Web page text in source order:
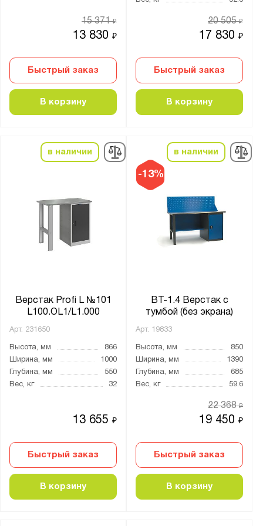
13 830₽
15 371₽
Быстрый заказ
В корзину
17 830₽
20 505₽
Быстрый заказ
В корзину
в наличии
Верстак Profi L №101
L100.OL1/L1.000
Арт. 231650
Высота, мм
866
Ширина, мм
1000
Глубина, мм
550
Вес, кг
32
13 655₽
Быстрый заказ
В корзину
-13%
в наличии
ВТ-1.4 Верстак с
тумбой (без экрана)
Арт. 19833
Высота, мм
850
Ширина, мм
1390
Глубина, мм
685
Вес, кг
59.6
19 450₽
22 368₽
Быстрый заказ
В корзину
Агатовый серый (RAL 7038)
Антрацитово-серый (RAL 7016)
Графитовый серый (RAL 7024)
Желто-зелёный (RAL 6018)
Небесно-синий (RAL 5015)
Серый (RAL 7037)
Сигнальный синий (RAL 5005)
Транспортный красный (RAL 3020)
Транспортный оранжевый (RAL 2009)
Антистатический:
Материал:
ЛДСП
Холоднокатаная сталь